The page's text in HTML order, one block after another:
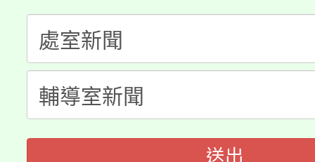
半價優惠，詳情可洽有
者。
份教師增能研習
大溪自造教育及科技中
份教師研習
淨零綠生活教案入校路
會
送出